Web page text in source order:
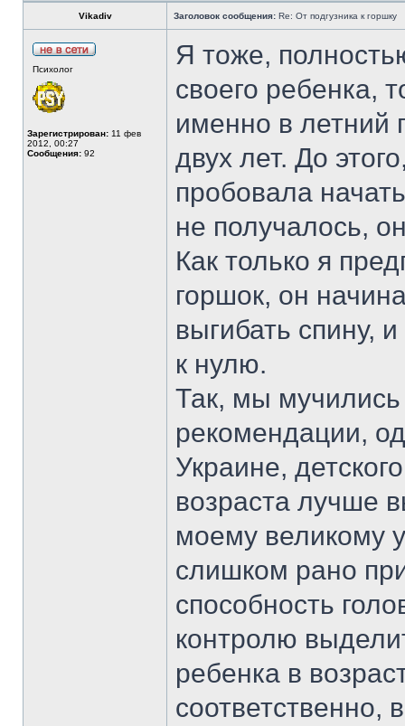
Vikadiv Заголовок сообщения: Re: От подгузника к горшку
Психолог
Зарегистрирован: 11 фев
2012, 00:27
Сообщения: 92
Я тоже,
своего ребенка,
именно в летний
двух лет. До
пробовала
не получалось,
Как только я
горшок, он
выгибать спину,
к нулю.
Так, мы мучились
рекомендации,
Украине,
возраста лучше
моему великому
слишком рано
способность
контролю
ребенка в
соответственно,